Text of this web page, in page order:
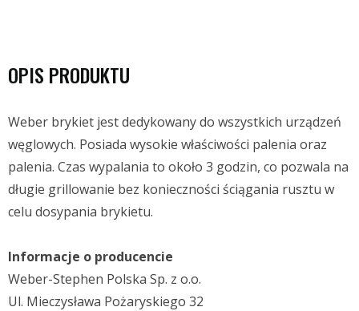
OPIS PRODUKTU
Weber brykiet jest dedykowany do wszystkich urządzeń
węglowych. Posiada wysokie właściwości palenia oraz
palenia. Czas wypalania to około 3 godzin, co pozwala na
długie grillowanie bez konieczności ściągania rusztu w
celu dosypania brykietu.
Informacje o producencie
Weber-Stephen Polska Sp. z o.o.
Ul. Mieczysława Pożaryskiego 32